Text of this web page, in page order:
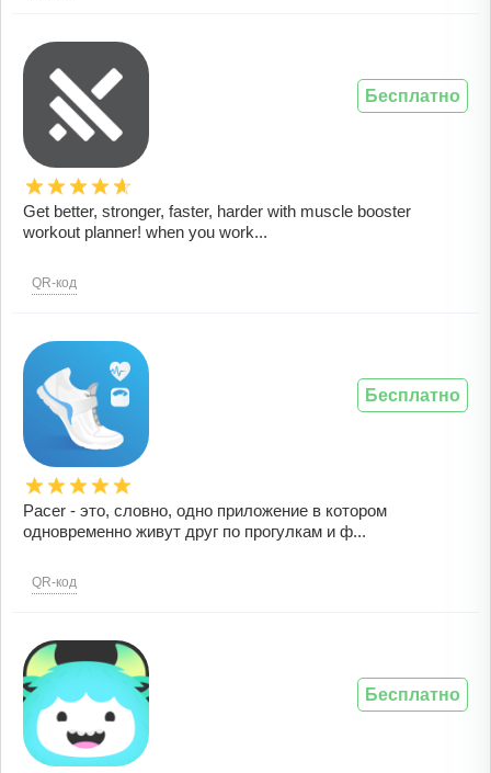
Get better, stronger, faster, harder with muscle booster
workout planner! when you work...
QR-код
Бесплатно
Pacer - это, словно, одно приложение в котором
одновременно живут друг по прогулкам и ф...
QR-код
Бесплатно
Бесплатно